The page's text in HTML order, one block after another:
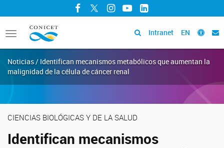
Facebook
TwitterInstagram
YouTubeLinkedIn
Toggle
navigation
Intranet EN
Noticias / Identifican mecanismos metabólicos que aumentan la
malignidad de la célula de cáncer renal
CIENCIAS BIOLÓGICAS Y DE LA SALUD
Identifican mecanismos